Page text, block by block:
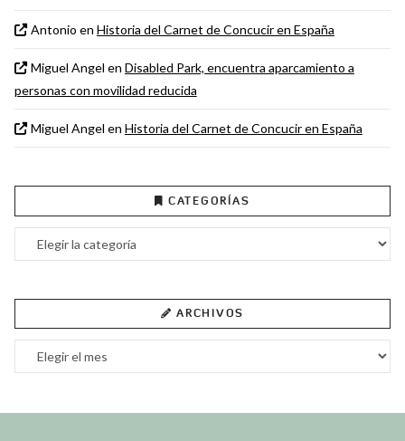
Antonio en Historia del Carnet de Concucir en España
Miguel Angel en Disabled Park, encuentra aparcamiento a
personas con movilidad reducida
Miguel Angel en Historia del Carnet de Concucir en España
CATEGORÍAS
Categorías
ARCHIVOS
Archivos